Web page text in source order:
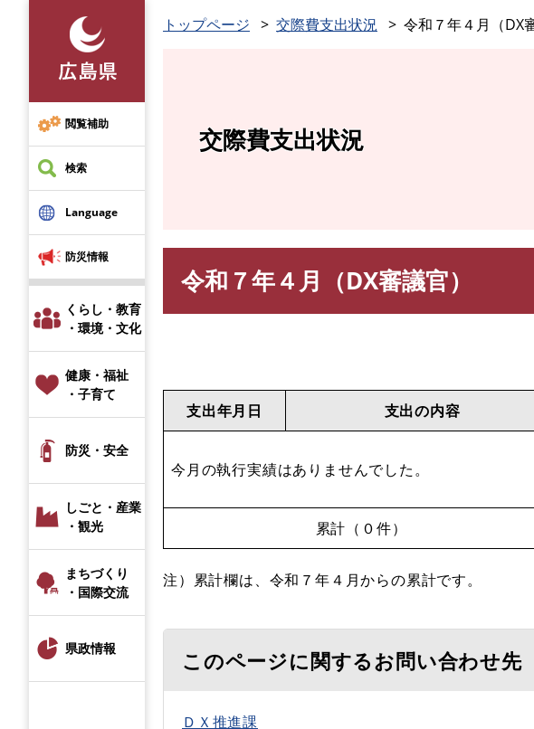
先
頭
で
す
閲覧補助
検索
Language
防災情報
くらし・教育
・環境・文化
健康・福祉
・子育て
防災・安全
しごと・産業
・観光
まちづくり
・国際交流
県政情報
トップページ 交際費支出状況 令和７年４月（DX
交際費支出状況
令和７年４月（DX審議官）
支出年月日 支出の内容
今月の執行実績はありませんでした。
累計（０件）
注）累計欄は、令和７年４月からの累計です。
このページに関するお問い合わせ先
ＤＸ推進課